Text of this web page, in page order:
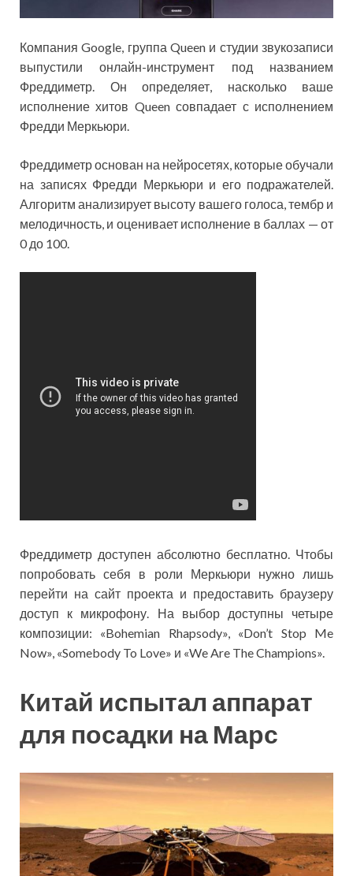
Компания Google, группа Queen и студии звукозаписи
выпустили онлайн-инструмент под названием
Фреддиметр. Он определяет, насколько ваше
исполнение хитов Queen совпадает с исполнением
Фредди Меркьюри.
Фреддиметр основан на нейросетях, которые обучали
на записях Фредди Меркьюри и его подражателей.
Алгоритм анализирует высоту вашего голоса, тембр и
мелодичность, и оценивает исполнение в баллах — от
0 до 100.
Фреддиметр доступен абсолютно бесплатно. Чтобы
попробовать себя в роли Меркьюри нужно лишь
перейти на сайт проекта и предоставить браузеру
доступ к микрофону. На выбор доступны четыре
композиции: «Bohemian Rhapsody», «Don’t Stop Me
Now», «Somebody To Love» и «We Are The Champions».
Китай испытал аппарат
для посадки на Марс